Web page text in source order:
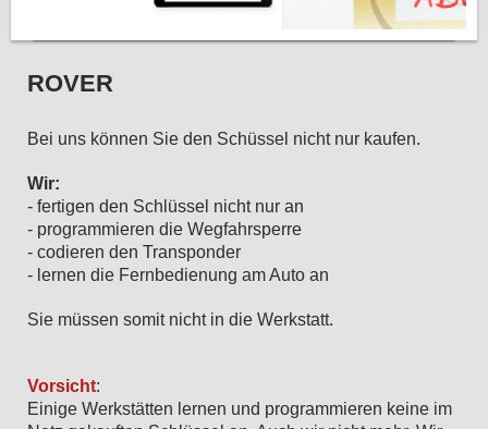
ROVER
Bei uns können Sie den Schüssel nicht nur kaufen.
Wir:
- fertigen den Schlüssel nicht nur an
- programmieren die Wegfahrsperre
- codieren den Transponder
- lernen die Fernbedienung am Auto an
Sie müssen somit nicht in die Werkstatt.
Vorsicht:
Einige Werkstätten lernen und programmieren keine im